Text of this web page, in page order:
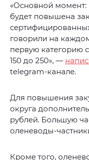
«Основной момент:
будет повышена
говорили на
первую категорию
150 до 250», —
telegram-канале.
Для повышения
округа
рублей. Большую
оленеводы-
Кроме того,